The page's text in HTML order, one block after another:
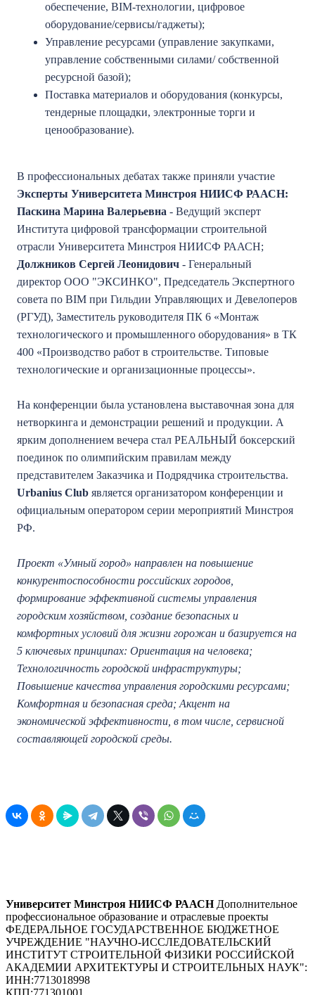
обеспечение, BIM-технологии, цифровое
оборудование/сервисы/гаджеты);
Управление ресурсами (управление закупками,
управление собственными силами/ собственной
ресурсной базой);
Поставка материалов и оборудования (конкурсы,
тендерные площадки, электронные торги и
ценообразование).
В профессиональных дебатах также приняли участие
Эксперты Университета Минстроя НИИСФ РААСН:
Паскина Марина Валерьевна - Ведущий эксперт
Института цифровой трансформации строительной
отрасли Университета Минстроя НИИСФ РААСН;
Должников Сергей Леонидович - Генеральный
директор ООО "ЭКСИНКО", Председатель Экспертного
совета по BIM при Гильдии Управляющих и Девелоперов
(РГУД), Заместитель руководителя ПК 6 «Монтаж
технологического и промышленного оборудования» в ТК
400 «Производство работ в строительстве. Типовые
технологические и организационные процессы».
На конференции была установлена выставочная зона для
нетворкинга и демонстрации решений и продукции. А
ярким дополнением вечера стал РЕАЛЬНЫЙ боксерский
поединок по олимпийским правилам между
представителем Заказчика и Подрядчика строительства.
Urbanius Сlub является организатором конференции и
официальным оператором серии мероприятий Минстроя
РФ.
Проект «Умный город» направлен на повышение
конкурентоспособности российских городов,
формирование эффективной системы управления
городским хозяйством, создание безопасных и
комфортных условий для жизни горожан и базируется на
5 ключевых принципах: Ориентация на человека;
Технологичность городской инфраструктуры;
Повышение качества управления городскими ресурсами;
Комфортная и безопасная среда; Акцент на
экономической эффективности, в том числе, сервисной
составляющей городской среды.
Университет Минстроя НИИСФ РААСН Дополнительное
профессиональное образование и отраслевые проекты
ФЕДЕРАЛЬНОЕ ГОСУДАРСТВЕННОЕ БЮДЖЕТНОЕ
УЧРЕЖДЕНИЕ "НАУЧНО-ИССЛЕДОВАТЕЛЬСКИЙ
ИНСТИТУТ СТРОИТЕЛЬНОЙ ФИЗИКИ РОССИЙСКОЙ
АКАДЕМИИ АРХИТЕКТУРЫ И СТРОИТЕЛЬНЫХ НАУК":
ИНН:7713018998
КПП:771301001